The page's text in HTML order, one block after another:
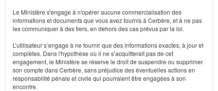
Le Ministère s'engage à n'opérer aucune commercialisation des
informations et documents que vous avez fournis à Cerbère, et à ne pas
les communiquer à des tiers, en dehors des cas prévus par la loi.
L’utilisateur s’engage à ne fournir que des informations exactes, à jour et
complètes. Dans l'hypothèse où il ne s’acquitterait pas de cet
engagement, le Ministère se réserve le droit de suspendre ou supprimer
son compte dans Cerbère, sans préjudice des éventuelles actions en
responsabilité pénale et civile qui pourraient être engagées à son
encontre.